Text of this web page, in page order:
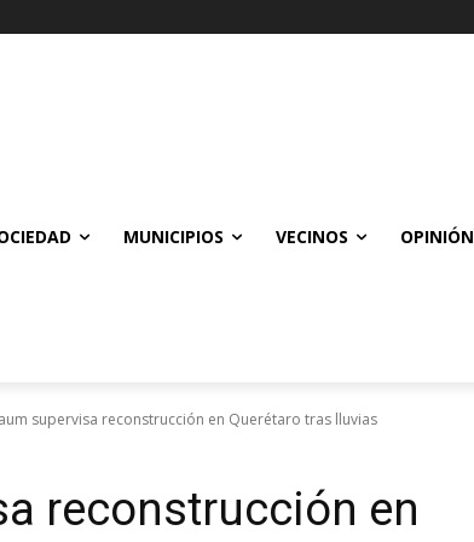
MUNICIPIOS VECINOS OPINIÓN
supervisa reconstrucción en Querétaro tras lluvias
reconstrucción en